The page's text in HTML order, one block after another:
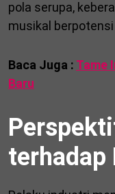
pola serupa,
musikal
Baca Juga : Tame
Baru
terhadap